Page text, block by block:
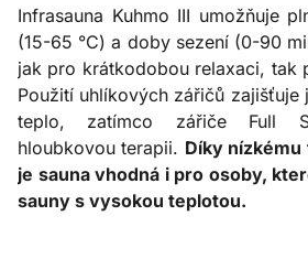
Infrasauna Kuhmo III umožňuje
(15-65 °C) a doby sezení (0-90
jak pro krátkodobou relaxaci, tak
Použití uhlíkových zářičů zajišťuje
teplo, zatímco zářiče Full
hloubkovou terapii. Díky
je sauna vhodná i pro osoby,
sauny s vysokou teplotou.